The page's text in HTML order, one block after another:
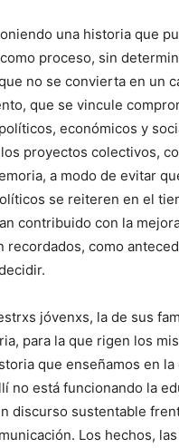
una historia que
proceso, sin
no se convierta en un
que se vincule
económicos y
proyectos colectivos,
a modo de evitar
se reiteren en el
contribuido con la
recordados, como
jóvenxs, la de sus
para la que rigen los
que enseñamos en la
no está funcionando la
discurso sustentable
Los hechos,